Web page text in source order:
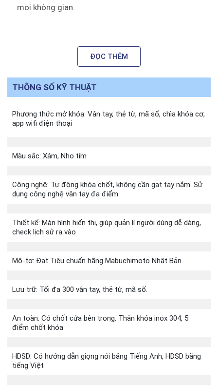
mọi không gian.
màu lâu hơn gấp 10 lần với dòng sản phẩm thông
Thân khoá sử dụng hợp kim nguyên khối SUS 304
chắc chắn, bền bỉ, chống ăn mòn.
Mặt trước thân khoá được tích hợp thêm camera
ĐỌC THÊM
THÔNG SỐ KỸ THUẬT
Phương thức mở khóa: Vân tay, thẻ từ, mã số, chìa khóa cơ,
app wifi điện thoại
Màu sắc: Xám, Nho tím
Công nghệ: Tự động khóa chốt, không cần gạt tay nắm. Sử
dụng công nghệ vân tay đa điểm
Thiết kế: Màn hình hiển thị, giúp quản lí người dùng dễ dàng,
check lịch sử ra vào
Mô-tơ: Đạt Tiêu chuẩn hãng Mabuchimoto Nhật Bản
Lưu trữ: Tối đa 300 vân tay, thẻ từ, mã số.
An toàn: Có chốt cửa bên trong. Thân khóa inox 304, 5
điểm chốt khóa
HDSD: Có hướng dẫn giọng nói bằng Tiếng Anh, HDSD bằng
tiếng Việt